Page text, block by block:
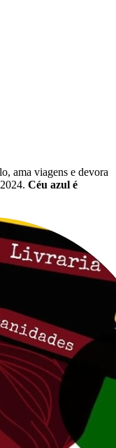
ama viagens e devora
Céu azul é